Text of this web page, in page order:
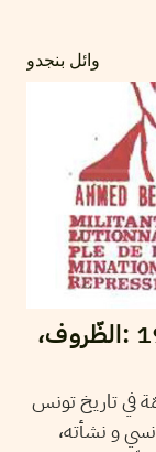
وائل بنجدو
الإنتفاضة الطّلابية 5 فيفري 1972 :الظّروف،
و مُهمّة في تاريخ تونس
و نشأته،